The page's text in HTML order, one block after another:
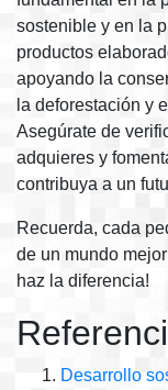
sostenible y en la
productos
apoyando la
la deforestación y
Asegúrate de
adquieres y
contribuya a un
Recuerda, cada
de un mundo
haz la diferencia!
Desarrollo